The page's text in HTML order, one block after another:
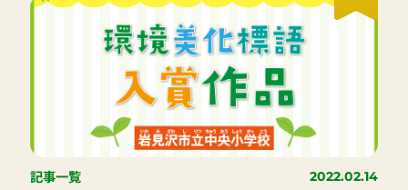
記事一覧 2022.02.14